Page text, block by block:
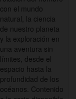
con el mundo
natural, la ciencia
de nuestro planeta
y la exploración en
una aventura sin
límites, desde el
espacio hasta la
profundidad de los
océanos. Contenido